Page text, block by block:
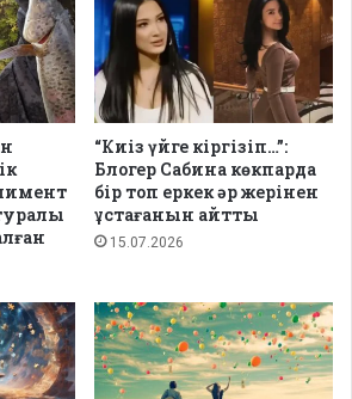
“Киіз үйге кіргізіп…”:
Блогер Сабина көкпарда
бір топ еркек әр жерінен
ұстағанын айтты
15.07.2026